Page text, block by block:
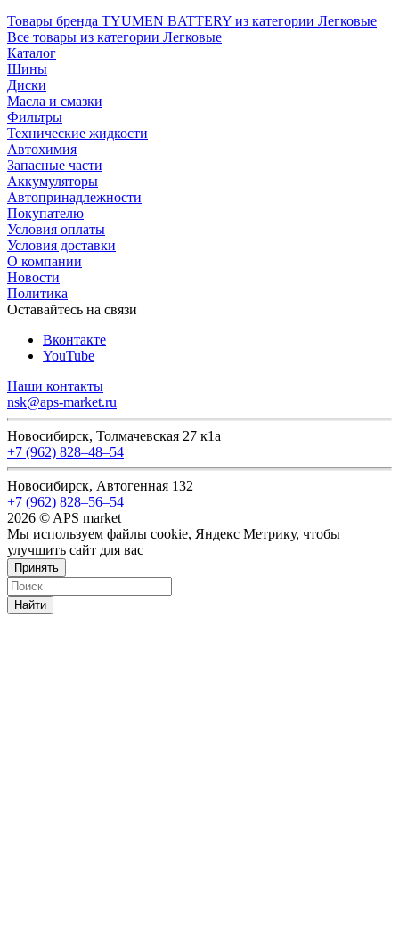
Товары бренда TYUMEN BATTERY из категории Легковые
Все товары из категории Легковые
Каталог
Шины
Диски
Масла и смазки
Фильтры
Технические жидкости
Автохимия
Запасные части
Аккумуляторы
Автопринадлежности
Покупателю
Условия оплаты
Условия доставки
О компании
Новости
Политика
Оставайтесь на связи
Вконтакте
YouTube
Наши контакты
nsk@aps-market.ru
Новосибирск, Толмачевская 27 к1а
+7 (962) 828‒48‒54
Новосибирск, Автогенная 132
+7 (962) 828‒56‒54
2026 © APS market
Мы используем файлы cookie, Яндекс Метрику, чтобы
улучшить сайт для вас
Принять
Найти